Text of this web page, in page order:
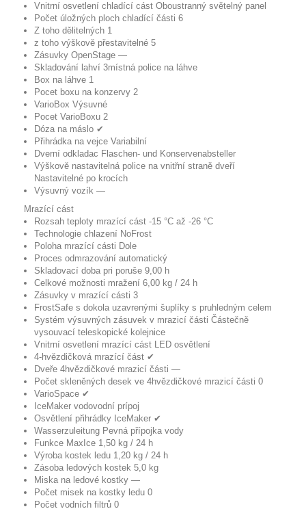
Vnitrní osvetlení chladící cást Oboustranný světelný panel
Počet úložných ploch chladící části 6
Z toho dělitelných 1
z toho výškově přestavitelné 5
Zásuvky OpenStage —
Skladování lahví 3místná police na láhve
Box na láhve 1
Pocet boxu na konzervy 2
VarioBox Výsuvné
Pocet VarioBoxu 2
Dóza na máslo ✔
Přihrádka na vejce Variabilní
Dverní odkladac Flaschen- und Konservenabsteller
Výškově nastavitelná police na vnitřní straně dveří
Nastavitelné po krocích
Výsuvný vozík —
Mrazící cást
Rozsah teploty mrazící cást -15 °C až -26 °C
Technologie chlazení NoFrost
Poloha mrazící cásti Dole
Proces odmrazování automatický
Skladovací doba pri poruše 9,00 h
Celkové možnosti mražení 6,00 kg / 24 h
Zásuvky v mrazící cásti 3
FrostSafe s dokola uzavrenými šuplíky s pruhledným celem
Systém výsuvných zásuvek v mrazicí části Částečně
vysouvací teleskopické kolejnice
Vnitrní osvetlení mrazící cást LED osvětlení
4-hvězdičková mrazící část ✔
Dveře 4hvězdičkové mrazicí části —
Počet skleněných desek ve 4hvězdičkové mrazicí části 0
VarioSpace ✔
IceMaker vodovodní prípoj
Osvětlení přihrádky IceMaker ✔
Wasserzuleitung Pevná přípojka vody
Funkce MaxIce 1,50 kg / 24 h
Výroba kostek ledu 1,20 kg / 24 h
Zásoba ledových kostek 5,0 kg
Miska na ledové kostky —
Počet misek na kostky ledu 0
Počet vodních filtrů 0